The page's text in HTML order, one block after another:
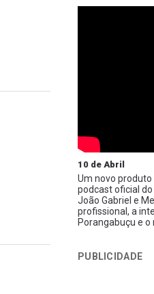
10 de Abril
Um novo produto
podcast oficial
João Gabriel e
profissional, a
Porangabuçu e o
PUBLICIDADE